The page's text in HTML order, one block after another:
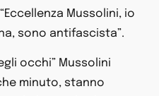
Mussolini, io
sono antifascista”.
occhi” Mussolini
minuto, stanno